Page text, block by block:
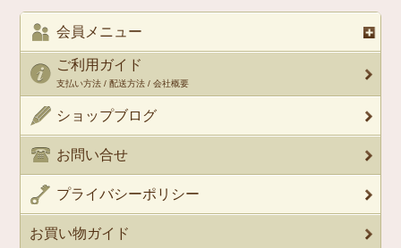
会員メニュー
ご利用ガイド
支払い方法 / 配送方法 / 会社概要
ショップブログ
お問い合せ
プライバシーポリシー
お買い物ガイド